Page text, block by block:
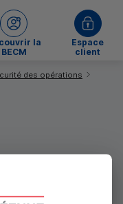
le site
la
BECM
de la BECM
Espace
client
des opérations